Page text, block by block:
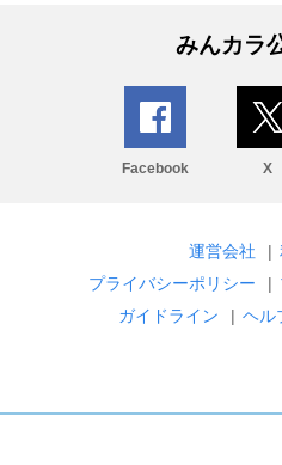
みんカラ
Facebook X
運営会社 |
プライバシーポリシー
|
ガイドライン
| ヘル